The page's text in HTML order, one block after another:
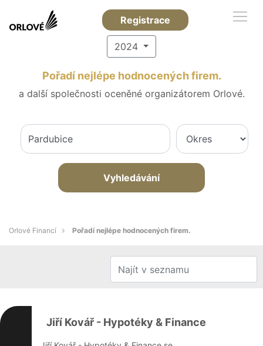
Registrace
2024
Pořadí nejlépe hodnocených firem.
a další společnosti oceněné organizátorem Orlové.
Vyhledávání
Orlové Financí Pořadí nejlépe hodnocených firem.
Jiří Kovář - Hypotéky & Finance